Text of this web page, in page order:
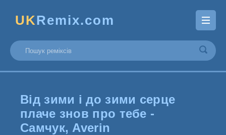
UKRemix.com
Від зими і до зими серце
плаче знов про тебе -
Самчук, Averin